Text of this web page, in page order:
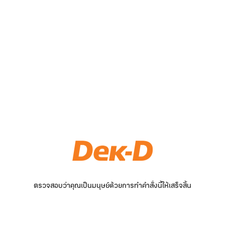
ตรวจสอบว่าคุณเป็นมนุษย์ด้วยการทำคำสั่งนี้ให้เสร็จสิ้น